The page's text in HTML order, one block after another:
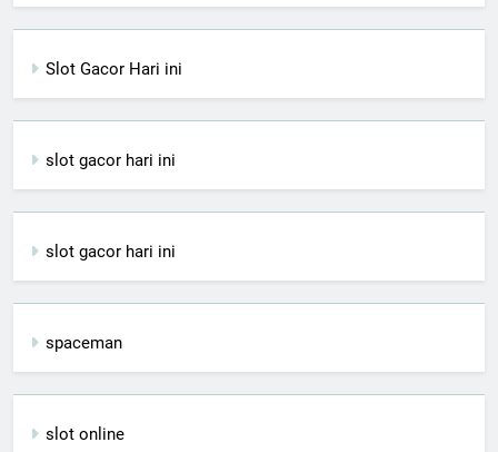
Slot Gacor Hari ini
slot gacor hari ini
slot gacor hari ini
spaceman
slot online